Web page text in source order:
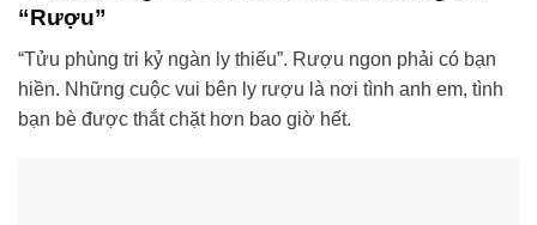
“Rượu”
“Tửu phùng tri kỷ ngàn ly thiếu”. Rượu ngon phải có bạn
hiền. Những cuộc vui bên ly rượu là nơi tình anh em, tình
bạn bè được thắt chặt hơn bao giờ hết.